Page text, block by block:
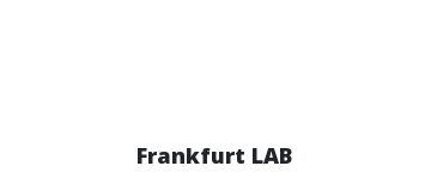
Frankfurt LAB